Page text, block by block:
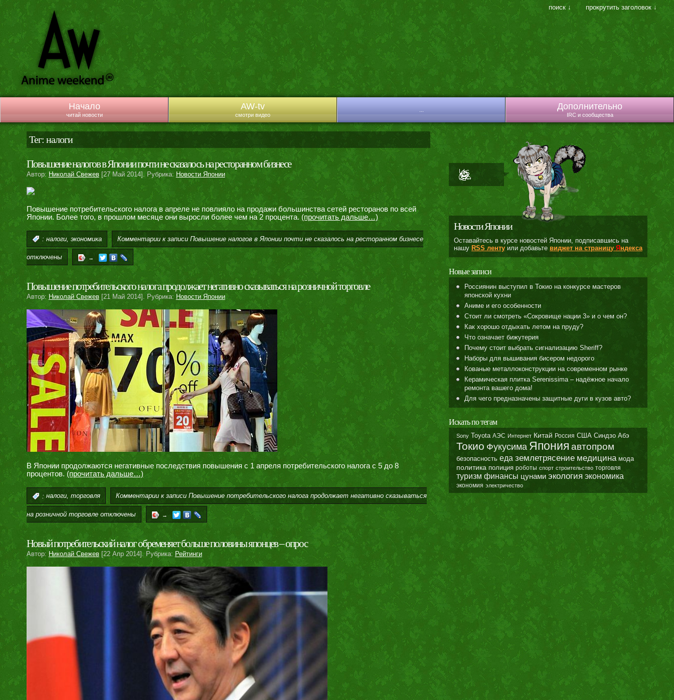
Начало
читай новости
AW-tv
смотри видео
Дополнительно
IRC и сообщества
поиск ↓ прокрутить заголовок ↓
Тег: налоги
Повышение налогов в Японии почти не сказалось на ресторанном бизнесе
Автор: Николай Свежев[27 Май 2014]. Рубрика: Новости Японии
Повышение потребительского налога в апреле не повлияло на продажи большинства сетей ресторанов по всей
Японии. Более того, в прошлом месяце они выросли более чем на 2 процента. (прочитать дальше…)
: налоги, экономика Комментариик записи Повышение налогов в Японии почти не сказалось на ресторанном бизнесе
отключены →
Повышение потребительского налога продолжает негативно сказываться на розничной торговле
Автор:Николай Свежев[21 Май 2014]. Рубрика: Новости Японии
В Японии продолжаются негативные последствия повышения с 1 апреля потребительского налога с 5 до 8
процентов. (прочитать дальше…)
: налоги, торговля Комментариик записи Повышение потребительского налога продолжает негативно сказываться
на розничной торговлеотключены →
Новый потребительский налог обременяет больше половины японцев – опрос
Автор: Николай Свежев[22 Апр 2014]. Рубрика: Рейтинги
Новости Японии
Оставайтесь в курсе новостей Японии, подписавшись на
нашу RSS лентуили добавьте виджет на страницу Яндекса
Новые записи
Россиянин выступил в Токио на конкурсе мастеров
японской кухни
Аниме и его особенности
Стоит ли смотреть «Сокровище нации 3» и о чем он?
Как хорошо отдыхать летом на пруду?
Что означает бижутерия
Почему стоит выбрать сигнализацию Sheriff?
Наборы для вышивания бисером недорого
Кованые металлоконструкции на современном рынке
Керамическая плитка Serenissima – надёжное начало
ремонта вашего дома!
Для чего предназначены защитные дуги в кузов авто?
Искать по тегам
Sony Toyota АЭС Интернет Китай Россия США Синдзо Абэ
Токио Фукусима Япония автопром
безопасность еда землетрясение медицина мода
политика полиция роботы спорт строительство торговля
туризм финансы цунами экология экономика
экономия электричество